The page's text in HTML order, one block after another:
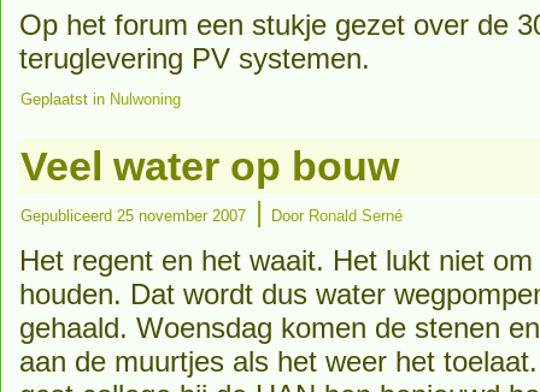
Op het forum een stukje gezet over de
teruglevering PV systemen.
Geplaatst in Nulwoning
Veel water op bouw
Gepubliceerd 25 november 2007 | Door Ronald Serné
Het regent en het waait. Het lukt niet
houden. Dat wordt dus water
gehaald. Woensdag komen de stenen
aan de muurtjes als het weer het